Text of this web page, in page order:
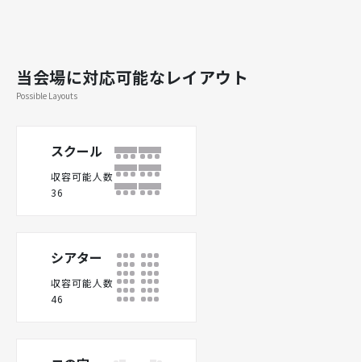
当会場に対応可能なレイアウト
Possible Layouts
スクール
収容可能人数
36
シアター
収容可能人数
46